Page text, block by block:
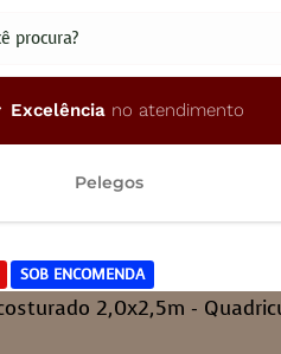
Excelência no atendimento
Pelegos
SOB ENCOMENDA